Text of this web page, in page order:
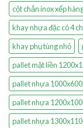
cột chắn inox xếp
khay nhựa đặc có 4
khay phụ tùng nhỏ
pallet mặt liền
pallet nhựa
pallet nhựa
pallet nhựa